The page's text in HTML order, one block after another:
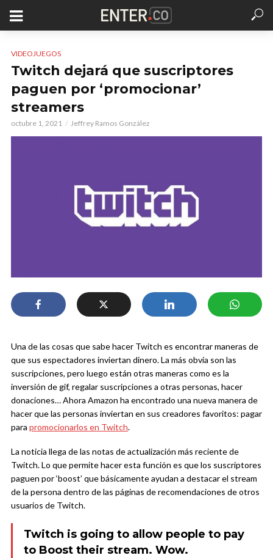
VIDEOJUEGOS
Twitch dejará que suscriptores
paguen por ‘promocionar’
streamers
octubre 1, 2021 Jeffrey Ramos González
Una de las cosas que sabe hacer Twitch es encontrar maneras de
que sus espectadores inviertan dinero. La más obvia son las
suscripciones, pero luego están otras maneras como es la
inversión de gif, regalar suscripciones a otras personas, hacer
donaciones… Ahora Amazon ha encontrado una nueva manera de
hacer que las personas inviertan en sus creadores favoritos: pagar
para promocionarlos en Twitch.
La noticia llega de las notas de actualización más reciente de
Twitch. Lo que permite hacer esta función es que los suscriptores
paguen por ‘boost’ que básicamente ayudan a destacar el stream
de la persona dentro de las páginas de recomendaciones de otros
usuarios de Twitch.
Twitch is going to allow people to pay
to Boost their stream. Wow.